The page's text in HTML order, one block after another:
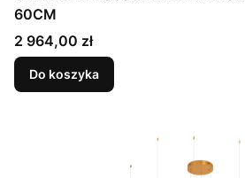
60CM
Cena
2 964,00 zł
Do koszyka